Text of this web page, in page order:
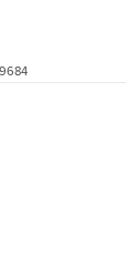
9684